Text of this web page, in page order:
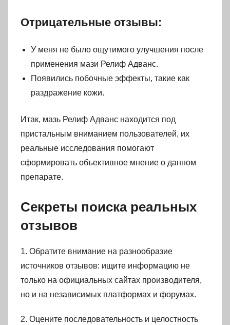
Отрицательные отзывы:
У меня не было ощутимого улучшения после
применения мази Релиф Адванс.
Появились побочные эффекты, такие как
раздражение кожи.
Итак, мазь Релиф Адванс находится под
пристальным вниманием пользователей, их
реальные исследования помогают
сформировать объективное мнение о данном
препарате.
Секреты поиска реальных
отзывов
1. Обратите внимание на разнообразие
источников отзывов: ищите информацию не
только на официальных сайтах производителя,
но и на независимых платформах и форумах.
2. Оцените последовательность и целостность